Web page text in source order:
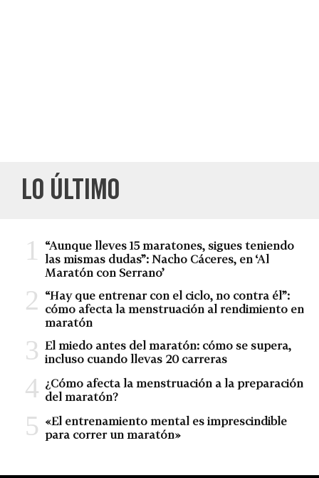
LO ÚLTIMO
“Aunque lleves 15 maratones, sigues teniendo
las mismas dudas”: Nacho Cáceres, en ‘Al
Maratón con Serrano’
“Hay que entrenar con el ciclo, no contra él”:
cómo afecta la menstruación al rendimiento en
maratón
El miedo antes del maratón: cómo se supera,
incluso cuando llevas 20 carreras
¿Cómo afecta la menstruación a la preparación
del maratón?
«El entrenamiento mental es imprescindible
para correr un maratón»